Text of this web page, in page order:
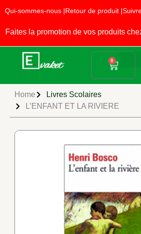
au
contenu
Qui-sommes-nous |Retour de produit |
la promotion de vos produits chez
0
Panier
Home
Livres Scolaires
L’ENFANT ET LA RIVIERE